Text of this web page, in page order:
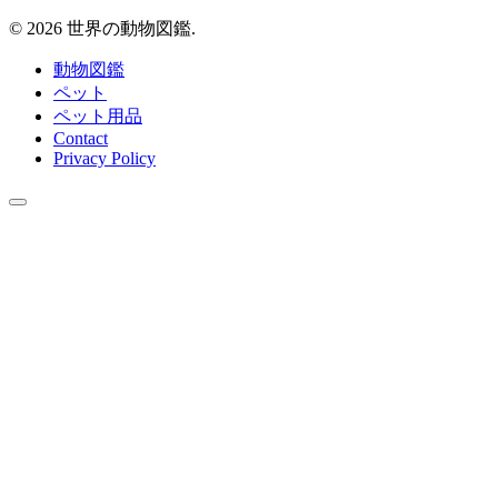
© 2026 世界の動物図鑑.
動物図鑑
ペット
ペット用品
Contact
Privacy Policy